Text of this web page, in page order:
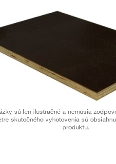
sú len ilustračné a nemusia
skutočného vyhotovenia sú
produktu.